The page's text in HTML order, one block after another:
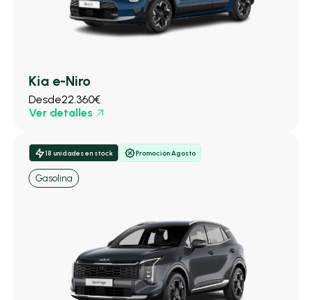
Kia e-Niro
Desde22.360€
Ver detalles
18 unidades en stock Promoción Agosto
Gasolina